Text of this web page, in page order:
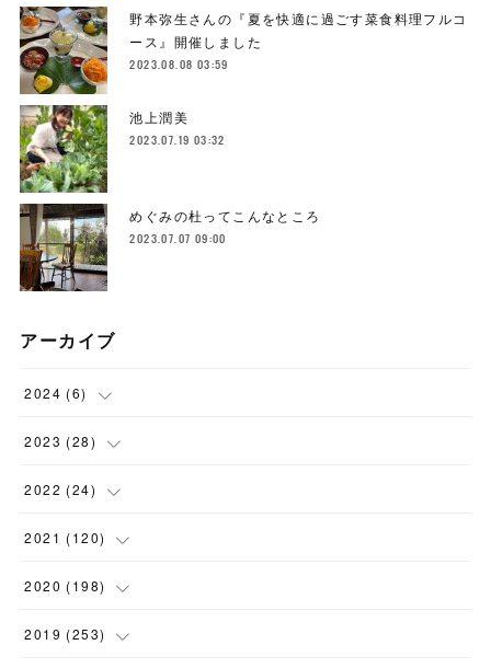
野本弥生さんの『夏を快適に過ごす菜食料理フルコ
ース』開催しました
2023.08.08 03:59
池上潤美
2023.07.19 03:32
めぐみの杜ってこんなところ
2023.07.07 09:00
アーカイブ
2024 (6)
(1)
(1 )
(1)
( 1 )
2023 (28)
(2)
(1)
(1)
(2 )
2022 (24)
(5)
(2)
(2)
2021 (120)
(12)
(3)
2020 (198)
(12)
2019 (253)